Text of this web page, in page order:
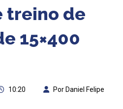
treino de
15×400
10:20 Por Daniel Felipe